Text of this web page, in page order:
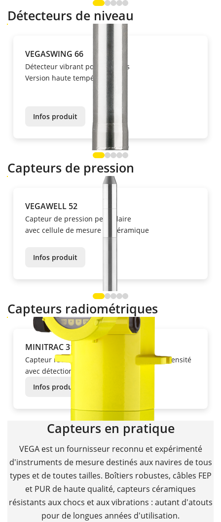
Détecteurs de niveau
VEGASWING 66
Détecteur vibrant pour liquides
Version haute température
Infos produit
Capteurs de pression
VEGAWELL 52
Capteur de pression pendulaire
avec cellule de mesure en céramique
Infos produit
Capteurs radiométriques
MINITRAC 31
Capteur radiométrique pour la mesure de densité
avec détection en un point
Infos produit
Capteurs en pratique
VEGA est un fournisseur reconnu et expérimenté
d'instruments de mesure destinés aux navires de tous
types et de toutes tailles. Boîtiers robustes, câbles FEP
et PUR de haute qualité, capteurs céramiques
résistants aux chocs et aux vibrations : autant d'atouts
pour de longues années d'utilisation.